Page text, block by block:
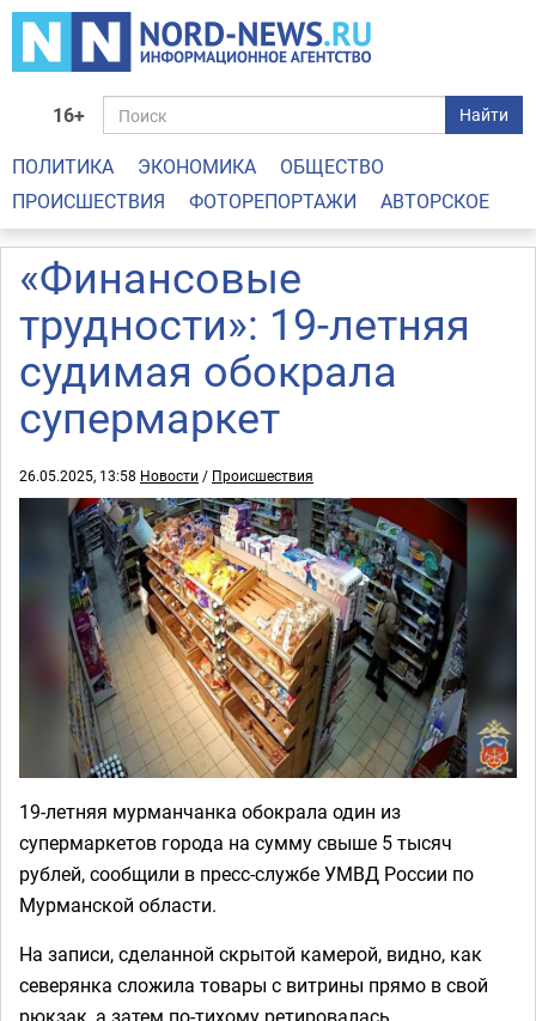
16+ Найти
ПОЛИТИКА ЭКОНОМИКА
ОБЩЕСТВО
ПРОИСШЕСТВИЯ
ФОТОРЕПОРТАЖИ АВТОРСКОЕ
«Финансовые
трудности»: 19-летняя
судимая обокрала
супермаркет
26.05.2025, 13:58 Новости / Происшествия
19-летняя мурманчанка обокрала один из
супермаркетов города на сумму свыше 5 тысяч
рублей, сообщили в пресс-службе УМВД России по
Мурманской области.
На записи, сделанной скрытой камерой, видно, как
северянка сложила товары с витрины прямо в свой